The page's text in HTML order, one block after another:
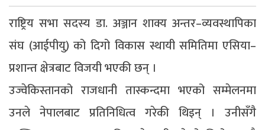
राष्ट्रिय सभा सदस्य डा. अञ्जान शाक्य अन्तर–व्यवस्थापिका
संघ (आईपीयु) को दिगो विकास स्थायी समितिमा एसिया–
प्रशान्त क्षेत्रबाट विजयी भएकी छन् ।
उज्वेकिस्तानको राजधानी तास्कन्दमा भएको सम्मेलनमा
उनले नेपालबाट प्रतिनिधित्व गरेकी थिइन् । उनीसँगै